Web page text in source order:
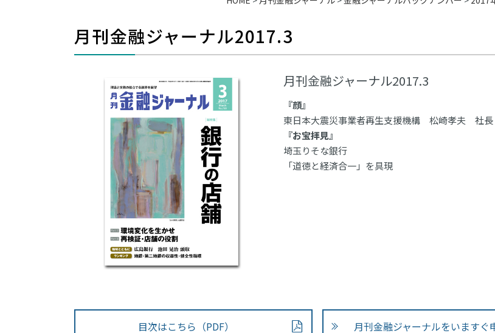
月刊金融ジャーナル2017.3
月刊金融ジャーナル2017.3
『顔』
東日本大震災事業者再生支援機構 松崎孝夫 社長
『お宝拝見』
埼玉りそな銀行
「道徳と経済合一」を具現
目次はこちら（PDF） 月刊金融ジャーナルをいますぐ